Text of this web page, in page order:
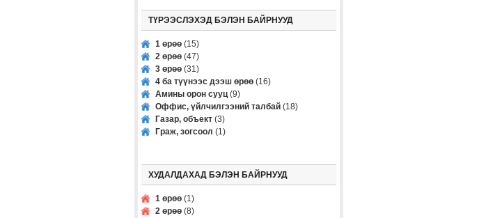
ТҮРЭЭСЛЭХЭД БЭЛЭН БАЙРНУУД
1 өрөө(15)
2 өрөө(47)
3 өрөө(31)
4 ба түүнээс дээш өрөө(16)
Амины орон сууц(9)
Оффис, үйлчилгээний талбай(18)
Газар, объект(3)
Граж, зогсоол (1)
ХУДАЛДАХАД БЭЛЭН БАЙРНУУД
1 өрөө(1)
2 өрөө(8)